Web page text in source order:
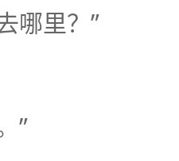
哪里？”
”